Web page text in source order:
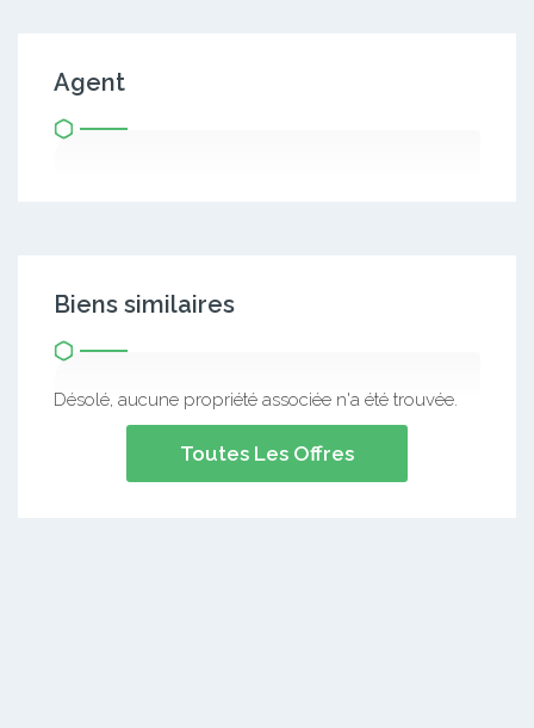
Agent
Biens similaires
Désolé, aucune propriété associée n'a été trouvée.
Toutes Les Offres